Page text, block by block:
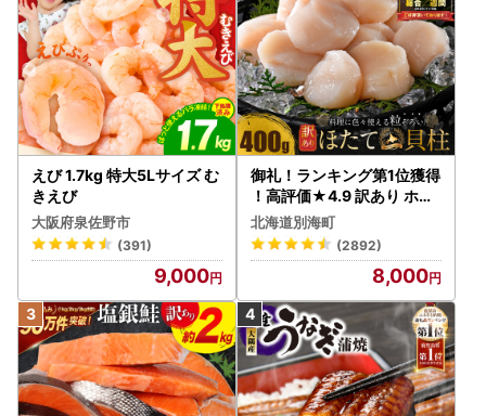
えび 1.7kg 特大5Lサイズ む
きえび
大阪府泉佐野市
(391)
9,000
御礼！ランキング第1位獲得
！高評価★4.9 訳あり ホタ
テ 400g（ほたて 帆立 貝柱
冷凍 ）
北海道別海町
(2892)
8,000